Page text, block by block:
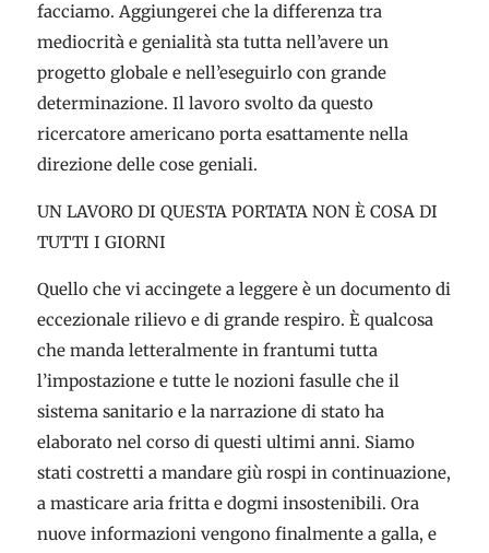
facciamo. Aggiungerei che la differenza tra
mediocrità e genialità sta tutta nell’avere un
progetto globale e nell’eseguirlo con grande
determinazione. Il lavoro svolto da questo
ricercatore americano porta esattamente nella
direzione delle cose geniali.
UN LAVORO DI QUESTA PORTATA NON È COSA DI
TUTTI I GIORNI
Quello che vi accingete a leggere è un documento di
eccezionale rilievo e di grande respiro. È qualcosa
che manda letteralmente in frantumi tutta
l’impostazione e tutte le nozioni fasulle che il
sistema sanitario e la narrazione di stato ha
elaborato nel corso di questi ultimi anni. Siamo
stati costretti a mandare giù rospi in continuazione,
a masticare aria fritta e dogmi insostenibili. Ora
nuove informazioni vengono finalmente a galla, e